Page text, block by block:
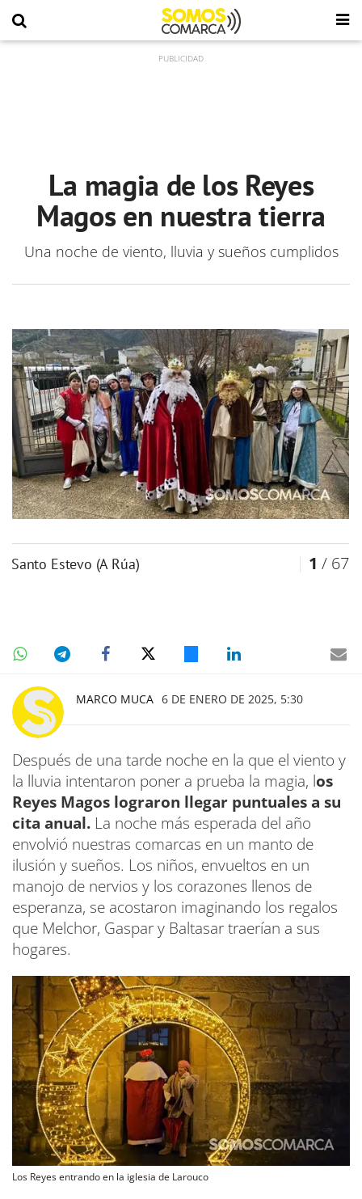
La magia de los Reyes
Magos en nuestra tierra
Una noche de viento, lluvia y sueños cumplidos
Santo Estevo (A Rúa) 1 / 67
MARCO MUCA 6 DE ENERO DE 2025, 5:30
Después de una tarde noche en la que el viento y
la lluvia intentaron poner a prueba la magia, los
Reyes Magos lograron llegar puntuales a su
cita anual. La noche más esperada del año
envolvió nuestras comarcas en un manto de
ilusión y sueños. Los niños, envueltos en un
manojo de nervios y los corazones llenos de
esperanza, se acostaron imaginando los regalos
que Melchor, Gaspar y Baltasar traerían a sus
hogares.
Los Reyes entrando en la iglesia de Larouco